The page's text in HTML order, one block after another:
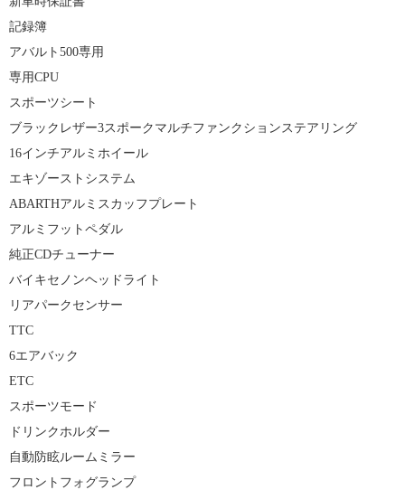
記録簿
アバルト500専用
専用CPU
スポーツシート
ブラックレザー3スポークマルチファンクションステアリング
16インチアルミホイール
エキゾーストシステム
ABARTHアルミスカッフプレート
アルミフットペダル
純正CDチューナー
バイキセノンヘッドライト
リアパークセンサー
TTC
6エアバック
ETC
スポーツモード
ドリンクホルダー
自動防眩ルームミラー
フロントフォグランプ